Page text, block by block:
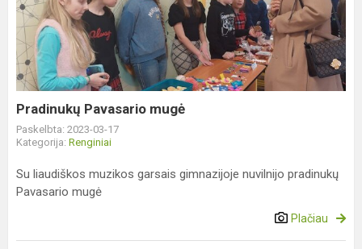
mugė
Pradinukų Pavasario mugė
Paskelbta: 2023-03-17
Kategorija: Renginiai
Su liaudiškos muzikos garsais gimnazijoje nuvilnijo pradinukų
Pavasario mugė
Plačiau